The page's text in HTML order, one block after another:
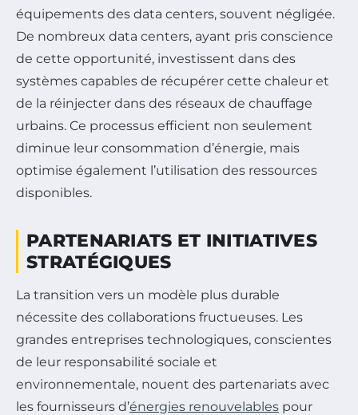
équipements des data centers, souvent négligée.
De nombreux data centers, ayant pris conscience
de cette opportunité, investissent dans des
systèmes capables de récupérer cette chaleur et
de la réinjecter dans des réseaux de chauffage
urbains. Ce processus efficient non seulement
diminue leur consommation d’énergie, mais
optimise également l’utilisation des ressources
disponibles.
PARTENARIATS ET INITIATIVES
STRATÉGIQUES
La transition vers un modèle plus durable
nécessite des collaborations fructueuses. Les
grandes entreprises technologiques, conscientes
de leur responsabilité sociale et
environnementale, nouent des partenariats avec
les fournisseurs d’énergies renouvelables pour